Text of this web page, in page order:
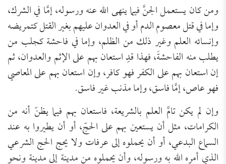
ومن كان يستعمل الجنَّ فيما ينهى الله عنه ورسوله، إمَّا في الشرك،
وإما في قتل معصوم الدم أو في العدوان عليهم بغير القتل كتمريضه
وإنسائه العلم وغير ذلك من الظلم، وإما في فاحشة كجلب من
يطلب منه الفاحشةَ، فهذا قدِ استعان بهم على الإثم والعدوان، ثم
إن استعان بهم على الكفر فهو كافر، وإن استعان بهم على المعاصي
فهو عاص، إمَّا فاسق، وإما مذنب غير فاسق.
وإن لم يكن تامَّ العلم بالشريعة، فاستعان بهم فيما يظنّ أنه من
الكرامات، مثل أن يستعين بهم على الحجّ، أو أن يطيروا به عند
السماع البدعي، أو أن يحملوه إلى عرفات ولا يحج الحج الشرعي
الذي أمره الله به ورسوله، وأن يحملوه من مدينة إلى مدينة ونحو